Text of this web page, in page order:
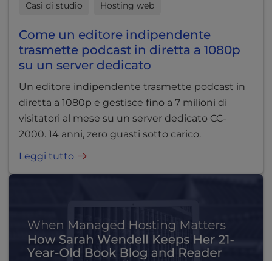
Casi di studio Hosting web
Come un editore indipendente
trasmette podcast in diretta a 1080p
su un server dedicato
Un editore indipendente trasmette podcast in
diretta a 1080p e gestisce fino a 7 milioni di
visitatori al mese su un server dedicato CC-
2000. 14 anni, zero guasti sotto carico.
Leggi tutto